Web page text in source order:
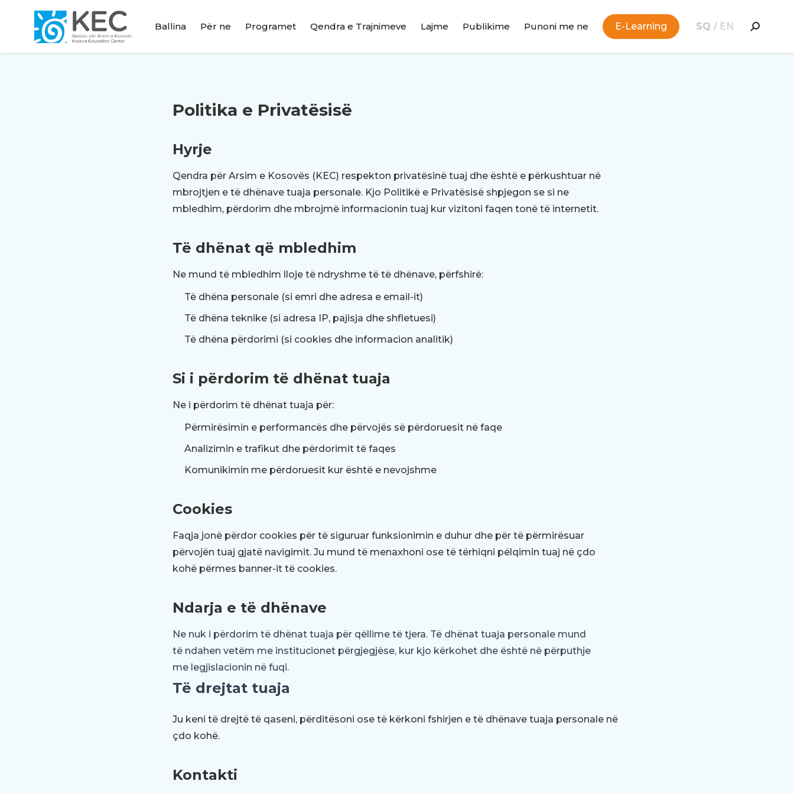
Ballina Për ne Programet Qendra e Trajnimeve Lajme Publikime Punoni me ne E-Learning SQ / EN
Politika e Privatësisë
Hyrje
Qendra për Arsim e Kosovës (KEC) respekton privatësinë tuaj dhe është e përkushtuar në
mbrojtjen e të dhënave tuaja personale. Kjo Politikë e Privatësisë shpjegon se si ne
mbledhim, përdorim dhe mbrojmë informacionin tuaj kur vizitoni faqen tonë të internetit.
Të dhënat që mbledhim
Ne mund të mbledhim lloje të ndryshme të të dhënave, përfshirë:
Të dhëna personale (si emri dhe adresa e email-it)
Të dhëna teknike (si adresa IP, pajisja dhe shfletuesi)
Të dhëna përdorimi (si cookies dhe informacion analitik)
Si i përdorim të dhënat tuaja
Ne i përdorim të dhënat tuaja për:
Përmirësimin e performancës dhe përvojës së përdoruesit në faqe
Analizimin e trafikut dhe përdorimit të faqes
Komunikimin me përdoruesit kur është e nevojshme
Cookies
Faqja jonë përdor cookies për të siguruar funksionimin e duhur dhe për të përmirësuar
përvojën tuaj gjatë navigimit. Ju mund të menaxhoni ose të tërhiqni pëlqimin tuaj në çdo
kohë përmes banner-it të cookies.
Ndarja e të dhënave
Ne nuk i përdorim të dhënat tuaja për qëllime të tjera. Të dhënat tuaja personale mund
të ndahen vetëm me institucionet përgjegjëse, kur kjo kërkohet dhe është në përputhje
me legjislacionin në fuqi.
Të drejtat tuaja
Ju keni të drejtë të qaseni, përditësoni ose të kërkoni fshirjen e të dhënave tuaja personale në
çdo kohë.
Kontakti